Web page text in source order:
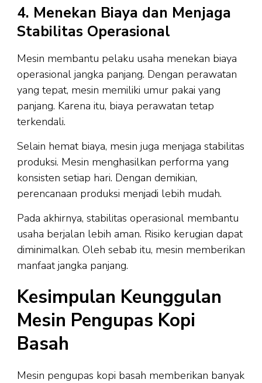
4. Menekan Biaya dan Menjaga
Stabilitas Operasional
Mesin membantu pelaku usaha menekan biaya
operasional jangka panjang. Dengan perawatan
yang tepat, mesin memiliki umur pakai yang
panjang. Karena itu, biaya perawatan tetap
terkendali.
Selain hemat biaya, mesin juga menjaga stabilitas
produksi. Mesin menghasilkan performa yang
konsisten setiap hari. Dengan demikian,
perencanaan produksi menjadi lebih mudah.
Pada akhirnya, stabilitas operasional membantu
usaha berjalan lebih aman. Risiko kerugian dapat
diminimalkan. Oleh sebab itu, mesin memberikan
manfaat jangka panjang.
Kesimpulan Keunggulan
Mesin Pengupas Kopi
Basah
Mesin pengupas kopi basah memberikan banyak